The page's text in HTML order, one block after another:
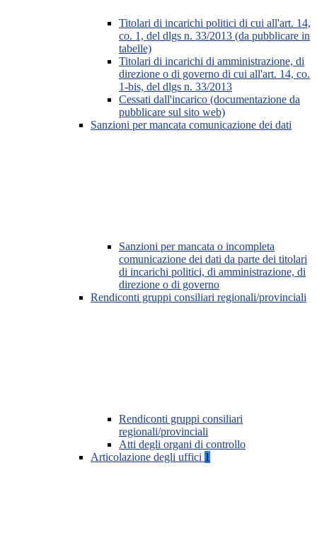
Titolari di incarichi politici di cui all'art. 14,
co. 1, del dlgs n. 33/2013 (da pubblicare in
tabelle)
Titolari di incarichi di amministrazione, di
direzione o di governo di cui all'art. 14, co.
1-bis, del dlgs n. 33/2013
Cessati dall'incarico (documentazione da
pubblicare sul sito web)
Sanzioni per mancata comunicazione dei dati
Sanzioni per mancata o incompleta
comunicazione dei dati da parte dei titolari
di incarichi politici, di amministrazione, di
direzione o di governo
Rendiconti gruppi consiliari regionali/provinciali
Rendiconti gruppi consiliari
regionali/provinciali
Atti degli organi di controllo
Articolazione degli uffici 1